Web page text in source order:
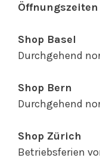
Shop Basel
Durchgehend
Shop Bern
Durchgehend
Shop Zürich
Betriebsferien